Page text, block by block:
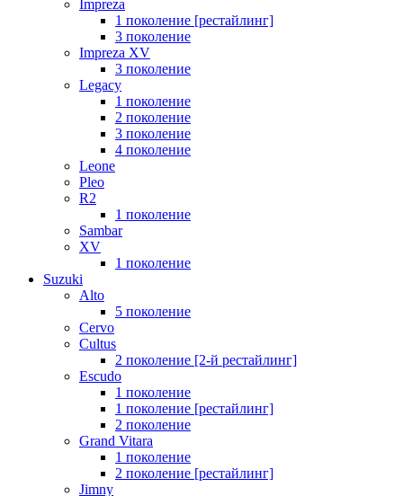
Impreza
1 поколение [рестайлинг]
3 поколение
Impreza XV
3 поколение
Legacy
1 поколение
2 поколение
3 поколение
4 поколение
Leone
Pleo
R2
1 поколение
Sambar
XV
1 поколение
Suzuki
Alto
5 поколение
Cervo
Cultus
2 поколение [2-й рестайлинг]
Escudo
1 поколение
1 поколение [рестайлинг]
2 поколение
Grand Vitara
1 поколение
2 поколение [рестайлинг]
Jimny